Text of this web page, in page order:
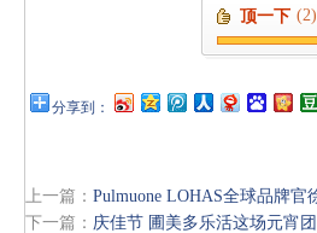
顶一下 (2)
分享到：
上一篇： Pulmuone LOHAS全球品牌官
下一篇： 庆佳节 圃美多乐活这场元宵